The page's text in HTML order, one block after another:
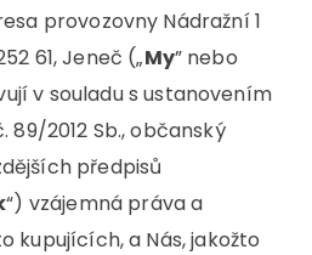
provozovny Nádražní 1
61, Jeneč („My” nebo
v souladu s ustanovením
89/2012 Sb., občanský
předpisů
“) vzájemná práva a
kupujících, a Nás, jakožto